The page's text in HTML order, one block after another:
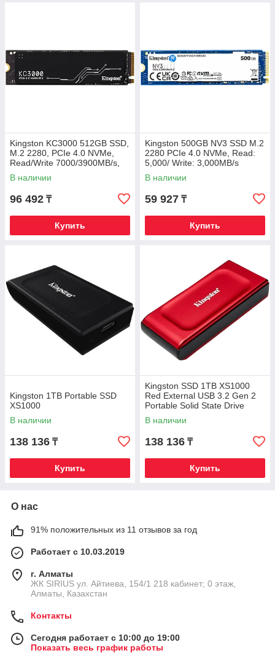
Kingston KC3000 512GB SSD,
M.2 2280, PCIe 4.0 NVMe,
Read/Write 7000/3900MB/s,
Random Read/Write:
450K/900K IOP
В наличии
96 492 ₸
Купить
Kingston 500GB NV3 SSD M.2
2280 PCIe 4.0 NVMe, Read:
5,000/ Write: 3,000MB/s
В наличии
59 927 ₸
Купить
Kingston 1TB Portable SSD
XS1000
В наличии
138 136 ₸
Купить
Kingston SSD 1TB XS1000
Red External USB 3.2 Gen 2
Portable Solid State Drive
В наличии
138 136 ₸
Купить
О нас
91% положительных из 11 отзывов за год
Работает с 10.03.2019
г. Алматы
​ЖК SIRIUS​ ул. Айтиева, 154/1​ 218 кабинет; 0 этаж,
Алматы, Казахстан
Контакты
Сегодня работает с 10:00 до 19:00
Показать весь график работы